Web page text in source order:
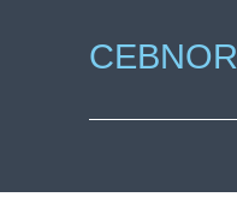
CEBNOR